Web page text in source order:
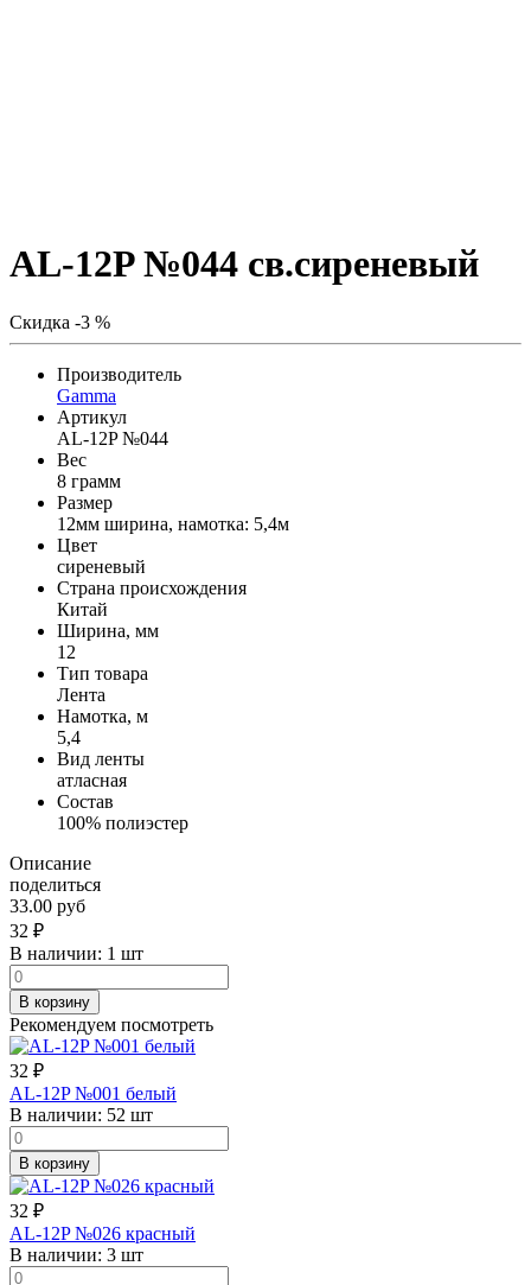
AL-12P №044 св.сиреневый
Скидка -3 %
Производитель
Gamma
Артикул
AL-12P №044
Вес
8 грамм
Размер
12мм ширина, намотка: 5,4м
Цвет
сиреневый
Страна происхождения
Китай
Ширина, мм
12
Тип товара
Лента
Намотка, м
5,4
Вид ленты
атласная
Состав
100% полиэстер
Описание
поделиться
33.00 руб
32 ₽
В наличии: 1 шт
В корзину
Рекомендуем посмотреть
32 ₽
AL-12P №001 белый
В наличии: 52 шт
В корзину
32 ₽
AL-12P №026 красный
В наличии: 3 шт